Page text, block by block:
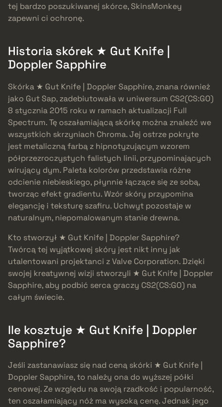
tej bardzo poszukiwanej skórce, SkinsMonkey
zapewni ci ochronę.
Historia skórek ★ Gut Knife |
Doppler Sapphire
Skórka ★ Gut Knife | Doppler Sapphire, znana również
jako Gut Sap, zadebiutowała w uniwersum CS2(CS:GO)
8 stycznia 2015 roku w ramach aktualizacji Full
Spectrum. Tę oszałamiającą skórkę można znaleźć we
wszystkich skrzyniach Chroma. Jej ostrze pokryte
jest metaliczną farbą z hipnotyzującym wzorem
półprzezroczystych falistych linii, przypominających
wirujący dym. Paleta kolorów przedstawia różne
odcienie niebieskiego, płynnie łączące się ze sobą,
tworząc efekt gradientu. Wzór skóry przypomina
elegancję i teksturę szafiru. Uchwyt pozostaje w
naturalnym, niepomalowanym stanie drewna.
Kto stworzył ★ Gut Knife | Doppler Sapphire?
Twórcą tej wyjątkowej skóry jest nikt inny jak
utalentowani projektanci z Valve Corporation. Dzięki
swojej kreatywnej wizji stworzyli ★ Gut Knife | Doppler
Sapphire, aby podbić serca graczy CS2(CS:GO) na
całym świecie.
Ile kosztuje ★ Gut Knife | Doppler
Sapphire?
Jeśli zastanawiasz się nad ceną skórki ★ Gut Knife |
Doppler Sapphire, to należy ona do wyższej półki
cenowej. Ze względu na swoją rzadkość i popularność,
ten oszałamiający nóż ma wysoką cenę. Jednak jego